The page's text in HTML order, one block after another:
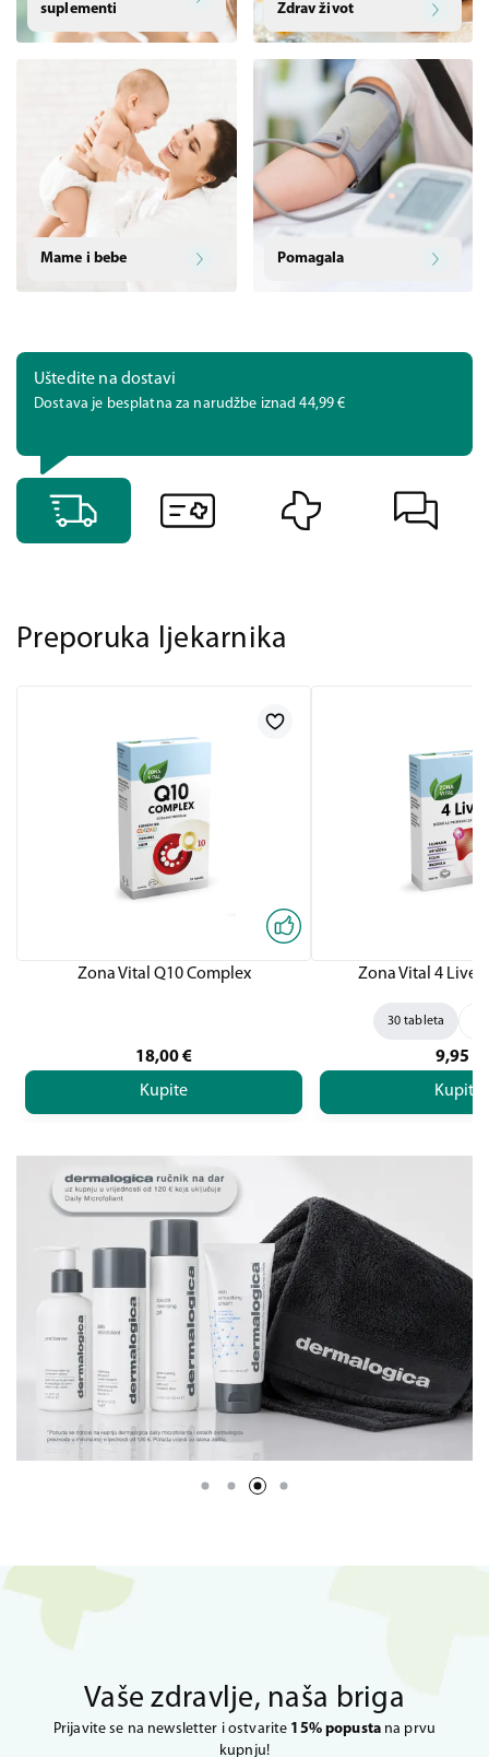
suplementi
Zdrav život
Mame i bebe Pomagala
Uštedite na dostavi
Dostava je besplatna za narudžbe iznad 44,99 €
Preporuka ljekarnika
Zona Vital Q10 Complex
18,00€
Kupite
Zona Vital 4
30 tableta
9,95
Kupite
Vaše zdravlje, naša briga
Prijavite se na newsletter i ostvarite 15% popustana prvu
kupnju!